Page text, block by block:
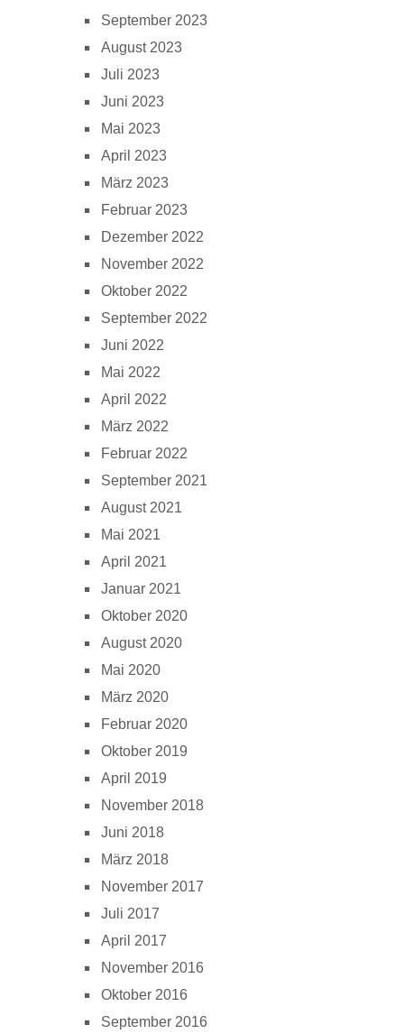
September 2023
August 2023
Juli 2023
Juni 2023
Mai 2023
April 2023
März 2023
Februar 2023
Dezember 2022
November 2022
Oktober 2022
September 2022
Juni 2022
Mai 2022
April 2022
März 2022
Februar 2022
September 2021
August 2021
Mai 2021
April 2021
Januar 2021
Oktober 2020
August 2020
Mai 2020
März 2020
Februar 2020
Oktober 2019
April 2019
November 2018
Juni 2018
März 2018
November 2017
Juli 2017
April 2017
November 2016
Oktober 2016
September 2016